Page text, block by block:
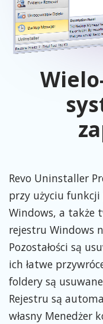
Revo Uninstaller
przy użyciu
Windows, a także
rejestru Windows
Pozostałości są
ich łatwe
foldery są
Rejestru są
własny Menedżer